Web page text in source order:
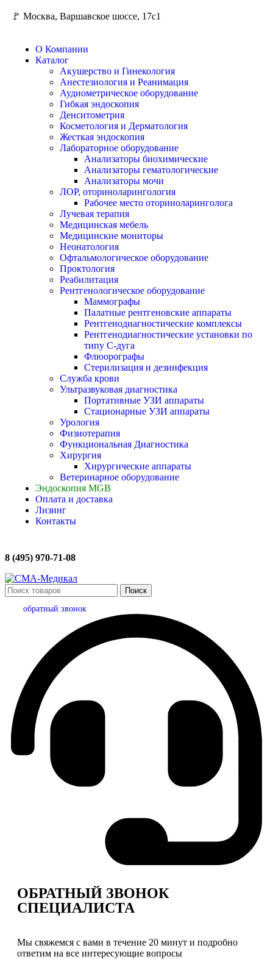
🚩 Москва, Варшавское шоссе, 17с1
О Компании
Каталог
Акушерство и Гинекология
Анестезиология и Реанимация
Аудиометрическое оборудование
Гибкая эндоскопия
Денситометрия
Косметология и Дерматология
Жесткая эндоскопия
Лабораторное оборудование
Анализаторы биохимические
Анализаторы гематологические
Анализаторы мочи
ЛОР, оториноларингология
Рабочее место оториноларинголога
Лучевая терапия
Медицинская мебель
Медицинские мониторы
Неонатология
Офтальмологическое оборудование
Проктология
Реабилитация
Рентгенологическое оборудование
Маммографы
Палатные рентгеновские аппараты
Рентгенодиагностические комплексы
Рентгенодиагностические установки по
типу С-дуга
Флюорографы
Стерилизация и дезинфекция
Служба крови
Ультразвуковая диагностика
Портативные УЗИ аппараты
Стационарные УЗИ аппараты
Урология
Физиотерапия
Функциональная Диагностика
Хирургия
Хирургические аппараты
Ветеринарное оборудование
Эндоскопия MGB
Оплата и доставка
Лизинг
Контакты
8 (495) 970-71-08
Поиск
обратный звонок
ОБРАТНЫЙ ЗВОНОК
СПЕЦИАЛИСТА
Мы свяжемся с вами в течение 20 минут и подробно
ответим на все интересующие вопросы